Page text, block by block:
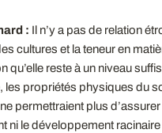
: Il n’y a pas de relation
cultures et la teneur en
qu’elle reste à un niveau
les propriétés physiques du
permettraient plus
ni le développement